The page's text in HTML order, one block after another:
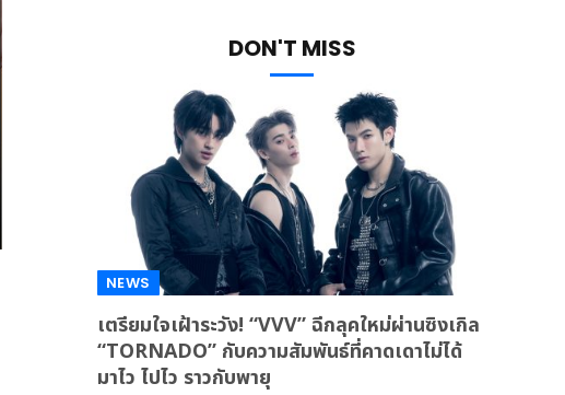
DON'T MISS
NEWS
เตรียมใจเฝ้าระวัง! “VVV” ฉีกลุคใหม่ผ่านซิงเกิล
“TORNADO” กับความสัมพันธ์ที่คาดเดาไม่ได้
มาไว ไปไว ราวกับพายุ